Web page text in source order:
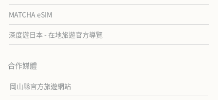
MATCHA eSIM
深度遊日本 - 在地旅遊官方導覽
合作媒體
岡山縣官方旅遊網站